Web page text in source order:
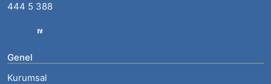
444 5 388
Genel
Kurumsal